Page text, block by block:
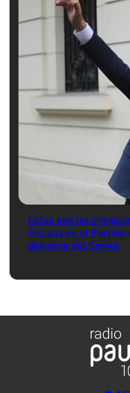
Estas son las
Fiscalía en el Partido
denuncia del Servel